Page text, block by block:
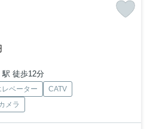
駅 徒歩12分
レベーター
CATV
メラ